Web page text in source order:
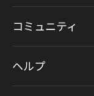
コミュニティ
ヘルプ